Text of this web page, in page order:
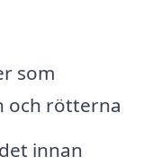
som
och rötterna
innan